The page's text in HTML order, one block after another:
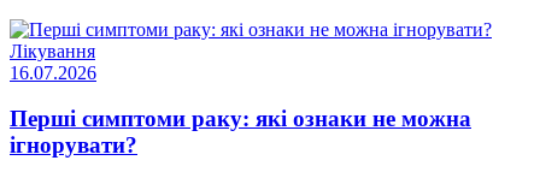
Лікування
16.07.2026
Перші симптоми раку: які ознаки не можна
ігнорувати?